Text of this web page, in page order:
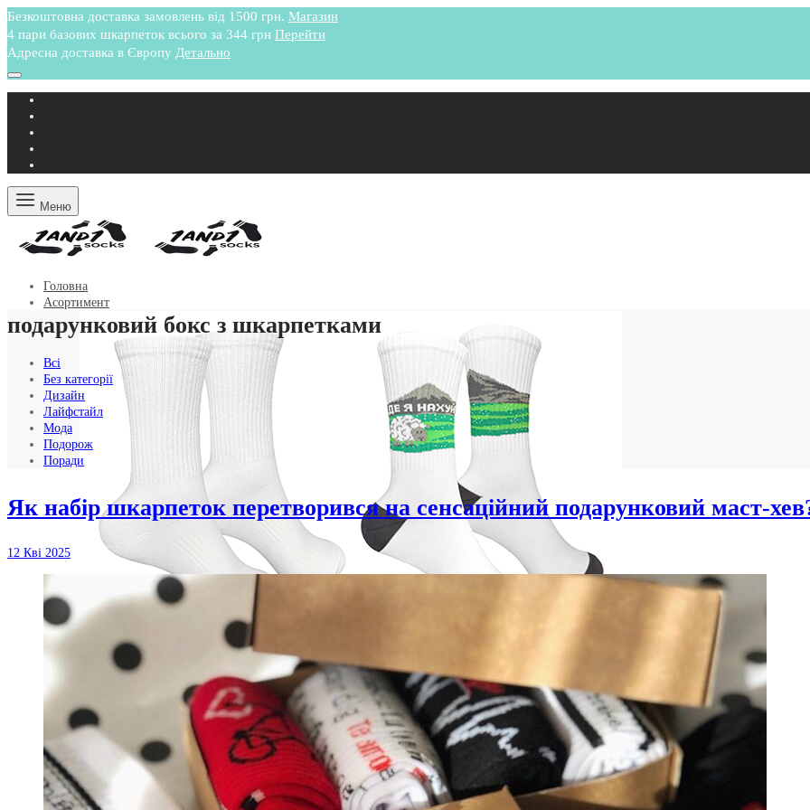
Безкоштовна доставка замовлень від 1500 грн. Магазин
4 пари базових шкарпеток всього за 344 грн Перейти
Адресна доставка в Європу Детально
Меню
Головна
Асортимент
подарунковий бокс з шкарпетками
Всі
Без категорії
Дизайн
Лайфстайл
Мода
Подорож
Поради
Як набір шкарпеток перетворився на сенсаційний подарунковий маст-
12 Кві 2025